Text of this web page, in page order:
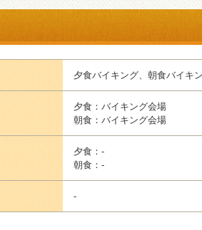
夕食バイキング、朝食バイキ
夕食：バイキング会場
朝食：バイキング会場
夕食：-
朝食：-
-